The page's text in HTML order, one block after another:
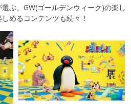
ぶ、GW(ゴールデンウィーク)の楽し
めるコンテンツも続々！